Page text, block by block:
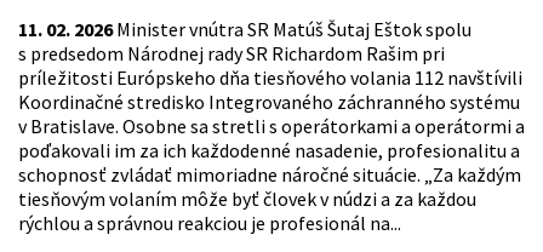
11. 02. 2026Minister vnútra SR Matúš Šutaj Eštok spolu
s predsedom Národnej rady SR Richardom Rašim pri
príležitosti Európskeho dňa tiesňového volania 112 navštívili
Koordinačné stredisko Integrovaného záchranného systému
v Bratislave. Osobne sa stretli s operátorkami a operátormi a
poďakovali im za ich každodenné nasadenie, profesionalitu a
schopnosť zvládať mimoriadne náročné situácie. „Za každým
tiesňovým volaním môže byť človek v núdzi a za každou
rýchlou a správnou reakciou je profesionál na...